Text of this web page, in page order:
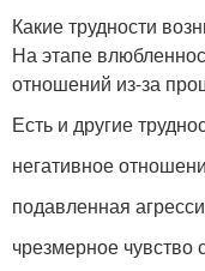
Какие трудности
На этапе
отношений из-за
Есть и другие
негативное
подавленная
чрезмерное чувство